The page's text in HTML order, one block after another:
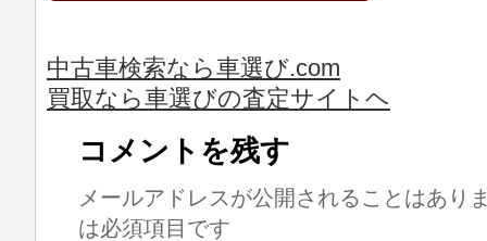
中古車検索なら車選び.com
買取なら車選びの査定サイトヘ
コメントを残す
メールアドレスが公開されることはあり
は必須項目です